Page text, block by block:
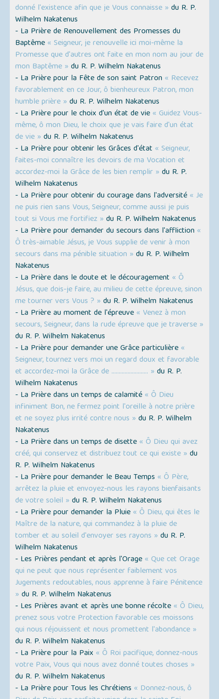
donné l'existence afin que je Vous connaisse » du R. P.
Wilhelm Nakatenus
- La Prière de Renouvellement des Promesses du
Baptême « Seigneur, je renouvelle ici moi-même la
Promesse que d'autres ont faite en mon nom au jour de
mon Baptême » du R. P. Wilhelm Nakatenus
- La Prière pour la Fête de son saint Patron « Recevez
favorablement en ce Jour, ô bienheureux Patron, mon
humble prière » du R. P. Wilhelm Nakatenus
- La Prière pour le choix d'un état de vie « Guidez Vous-
même, ô mon Dieu, le choix que je vais faire d'un état
de vie » du R. P. Wilhelm Nakatenus
- La Prière pour obtenir les Grâces d'état « Seigneur,
faites-moi connaître les devoirs de ma Vocation et
accordez-moi la Grâce de les bien remplir » du R. P.
Wilhelm Nakatenus
- La Prière pour obtenir du courage dans l'adversité « Je
ne puis rien sans Vous, Seigneur, comme aussi je puis
tout si Vous me fortifiez » du R. P. Wilhelm Nakatenus
- La Prière pour demander du secours dans l'affliction «
Ô très-aimable Jésus, je Vous supplie de venir à mon
secours dans ma pénible situation » du R. P. Wilhelm
Nakatenus
- La Prière dans le doute et le découragement « Ô
Jésus, que dois-je faire, au milieu de cette épreuve, sinon
me tourner vers Vous ? » du R. P. Wilhelm Nakatenus
- La Prière au moment de l'épreuve « Venez à mon
secours, Seigneur, dans la rude épreuve que je traverse »
du R. P. Wilhelm Nakatenus
- La Prière pour demander une Grâce particulière «
Seigneur, tournez vers moi un regard doux et favorable
et accordez-moi la Grâce de ......................... » du R. P.
Wilhelm Nakatenus
- La Prière dans un temps de calamité « Ô Dieu
infiniment Bon, ne fermez point l'oreille à notre prière
et ne soyez plus irrité contre nous » du R. P. Wilhelm
Nakatenus
- La Prière dans un temps de disette « Ô Dieu qui avez
créé, qui conservez et distribuez tout ce qui existe » du
R. P. Wilhelm Nakatenus
- La Prière pour demander le Beau Temps « Ô Père,
arrêtez la pluie et envoyez-nous les rayons bienfaisants
de votre soleil » du R. P. Wilhelm Nakatenus
- La Prière pour demander la Pluie « Ô Dieu, qui êtes le
Maître de la nature, qui commandez à la pluie de
tomber et au soleil d'envoyer ses rayons » du R. P.
Wilhelm Nakatenus
- Les Prières pendant et après l'Orage « Que cet Orage
qui ne peut que nous représenter faiblement vos
Jugements redoutables, nous apprenne à faire Pénitence
» du R. P. Wilhelm Nakatenus
- Les Prières avant et après une bonne récolte « Ô Dieu,
prenez sous votre Protection favorable ces moissons
qui nous réjouissent et nous promettent l'abondance »
du R. P. Wilhelm Nakatenus
- La Prière pour la Paix « Ô Roi pacifique, donnez-nous
votre Paix, Vous qui nous avez donné toutes choses »
du R. P. Wilhelm Nakatenus
- La Prière pour Tous les Chrétiens « Donnez-nous, ô